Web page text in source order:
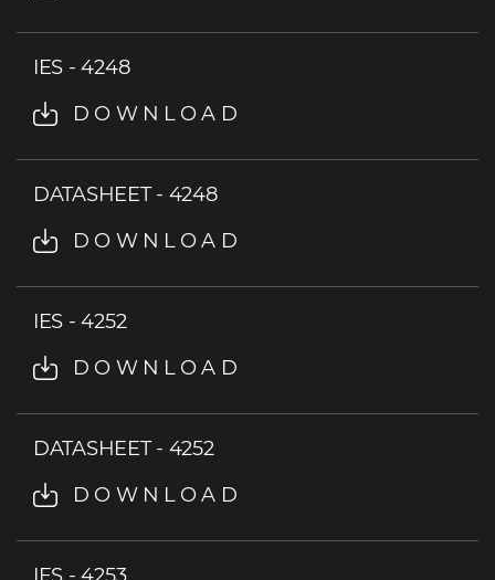
IES - 4248
DOWNLOAD
DATASHEET - 4248
DOWNLOAD
IES - 4252
DOWNLOAD
DATASHEET - 4252
DOWNLOAD
IES - 4253